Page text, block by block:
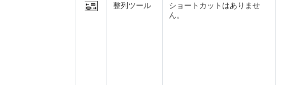
整列ツール
ショートカットはありませ
ん。